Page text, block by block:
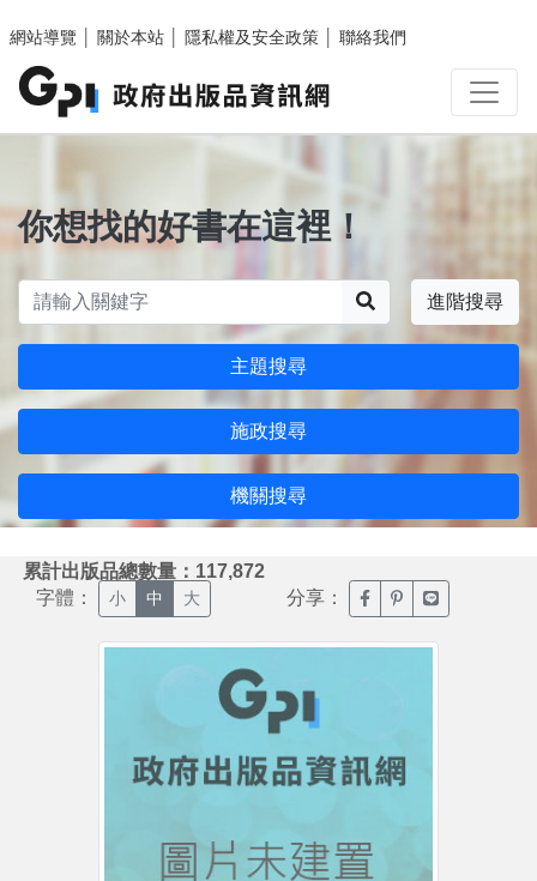
網站導覽
關於本站 隱私權及安全政策 聯絡我們
你想找的好書在這裡！
進階搜尋
主題搜尋
施政搜尋
機關搜尋
累計出版品總數量：117,872
字體： 小 中 大 分享： 臉書分享(另開新視窗)
噗浪分享(另開新
Line分享(另